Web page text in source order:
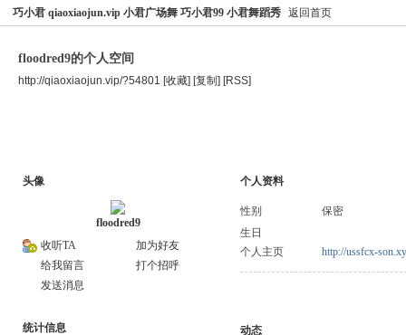
巧小君 qiaoxiaojun.vip 小君广场舞 巧小君99 小君舞蹈秀 返回首页
floodred9的个人空间
http://qiaoxiaojun.vip/?54801 [收藏] [复制] [RSS]
头像
floodred9
收听TA
加为好友
给我留言
打个招呼
发送消息
统计信息
个人资料
性别
保密
生日
个人主页
http://ussfcx-
动态